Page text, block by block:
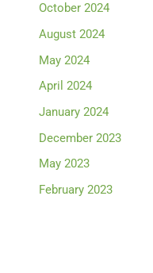
October 2024
August 2024
May 2024
April 2024
January 2024
December 2023
May 2023
February 2023